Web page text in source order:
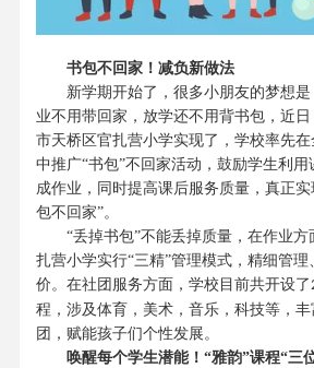
书包不回家！减负新做法
新学期开始了，很多小朋友的梦想
业不用带回家，放学还不用背书包，近
市天桥区官扎营小学实现了，学校率先
中推广“书包”不回家活动，鼓励学生利
成作业，同时提高课后服务质量，真正
包不回家”。
“丢掉书包”不能丢掉质量，在作业
扎营小学实行“三精”管理模式，精细管
价。在社团服务方面，学校目前共开设了
程，涉及体育，美术，音乐，科技等，
团，赋能孩子们个性发展。
唤醒每个学生潜能！ “雅韵”课程“三